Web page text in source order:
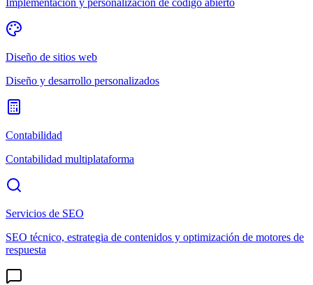
Implementación y personalización de código abierto
Diseño de sitios web
Diseño y desarrollo personalizados
Contabilidad
Contabilidad multiplataforma
Servicios de SEO
SEO técnico, estrategia de contenidos y optimización de motores de
respuesta